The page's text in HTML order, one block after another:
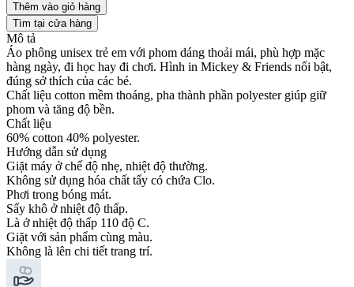
Thêm vào giỏ hàng
Tìm tại cửa hàng
Mô tả
Áo phông unisex trẻ em với phom dáng thoải mái, phù hợp mặc
hàng ngày, đi học hay đi chơi. Hình in Mickey & Friends nổi bật,
đúng sở thích của các bé.
Chất liệu cotton mềm thoáng, pha thành phần polyester giúp giữ
phom và tăng độ bền.
Chất liệu
60% cotton 40% polyester.
Hướng dẫn sử dụng
Giặt máy ở chế độ nhẹ, nhiệt độ thường.
Không sử dụng hóa chất tẩy có chứa Clo.
Phơi trong bóng mát.
Sấy khô ở nhiệt độ thấp.
Là ở nhiệt độ thấp 110 độ C.
Giặt với sản phẩm cùng màu.
Không là lên chi tiết trang trí.